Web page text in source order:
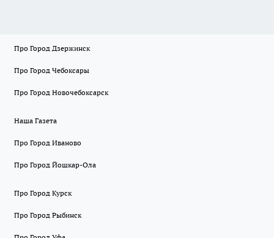
Про Город Дзержинск
Про Город Чебоксары
Про Город Новочебоксарск
Наша Газета
Про Город Иваново
Про Город Йошкар-Ола
Про Город Курск
Про Город Рыбинск